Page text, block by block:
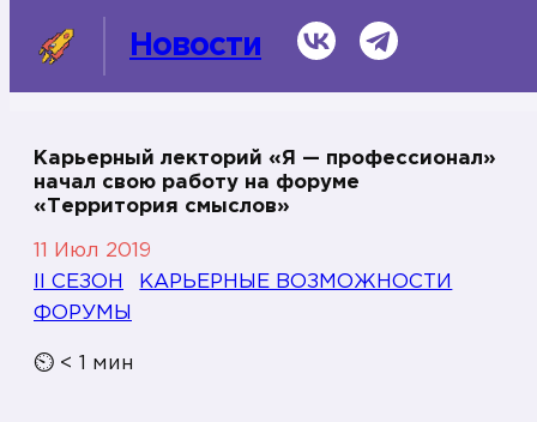
Новости ВКонтактеTelegram
СМИ о нас
Темы
Информационная справка
Карьерный лекторий «Я — профессионал»
начал свою работу на форуме
«Территория смыслов»
11 Июл 2019
II СЕЗОН
КАРЬЕРНЫЕ ВОЗМОЖНОСТИ
ФОРУМЫ
⏲ < 1 мин